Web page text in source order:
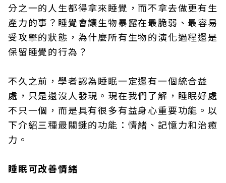
分之一的人生都得拿來睡覺，而不拿去做更有生
產力的事？睡覺會讓生物暴露在最脆弱、最容易
受攻擊的狀態，為什麼所有生物的演化過程還是
保留睡覺的行為？
不久之前，學者認為睡眠一定還有一個統合益
處，只是還沒人發現。現在我們了解，睡眠好處
不只一個，而是具有很多有益身心重要功能。以
下介紹三種最關鍵的功能：情緒、記憶力和治癒
力。
睡眠可改善情緒